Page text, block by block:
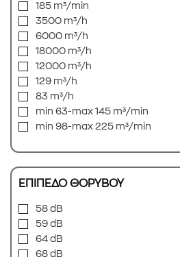
185 m³/min
3500 m³/h
6000 m³/h
18000 m³/h
12000 m³/h
129 m³/h
83 m³/h
min 63-max 145 m³/min
min 98-max 225 m³/min
ΕΠΙΠΕΔΟ ΘΟΡΥΒΟΥ
58 dB
59 dB
64 dB
68 dB